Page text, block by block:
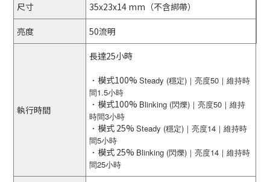
尺寸 35x23x14 mm（不含綁帶）
亮度 50流明
執行時間
長達25小時
．模式100% Steady (穩定)｜亮度50｜維持時
間1.5小時
．模式100% Blinking (閃爍)｜亮度50｜維持
時間3小時
．模式 25% Steady (穩定) ｜亮度14｜維持時
間5小時
．模式 25% Blinking (閃爍)｜亮度14｜維持時
間25小時